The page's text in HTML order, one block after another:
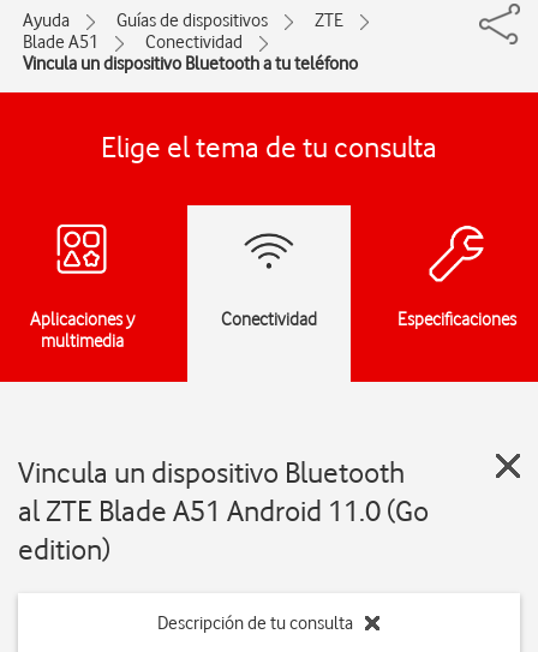
Ayuda Guías de dispositivos
ZTE
Blade A51
Conectividad
Vincula un dispositivo Bluetooth a tu teléfono
Elige el tema de tu consulta
Aplicaciones y
multimedia
Conectividad Especificaciones
Vincula un dispositivo Bluetooth
al ZTE Blade A51 Android 11.0 (Go
edition)
Descripción de tu consulta